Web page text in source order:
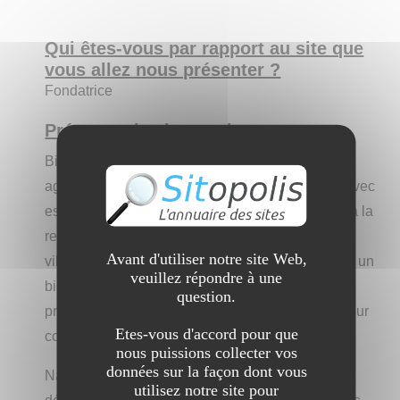
Qui êtes-vous par rapport au site que
vous allez nous présenter ?
Fondatrice
Présentez le site aux internautes :
Bienvenue sur le site de
agence immobilière spécialisée dans les biens avec
espaces extérieurs à Marseille. Que vous soyez à la
recherche d'un appartement avec terrasse, d'une
villa avec piscine, ou que vous souhaitiez vendre un
bien immobilier au meilleur prix, notre site vous
propose une multitude de services sur-mesure pour
concrétiser vos projets.
Naviguez facilement à travers nos rubriques pour
Avant d'utiliser notre site Web,
veuillez répondre à une
question.
Etes-vous d'accord pour que
nous puissions collecter vos
données sur la façon dont vous
utilisez notre site pour